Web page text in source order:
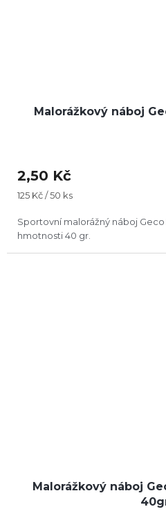
Malorážkový náboj
2,50 Kč
Měrná
125 Kč / 50 ks
Sportovní malorážný náboj Geco
hmotnosti 40 gr.
Malorážkový náboj